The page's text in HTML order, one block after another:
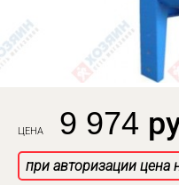
ЦЕНА 9 974
при авторизации цена